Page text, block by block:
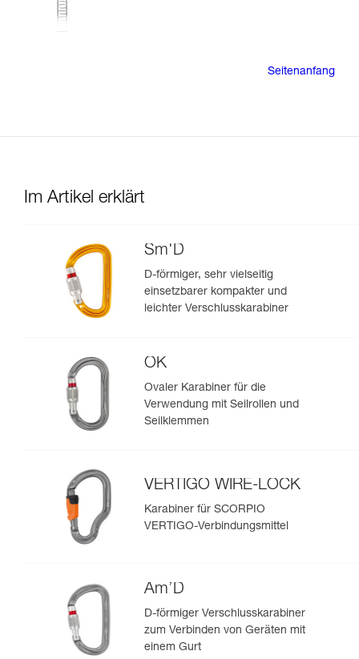
Seitenanfang
Im Artikel erklärt
Sm'D
D-förmiger, sehr vielseitig
einsetzbarer kompakter und
leichter Verschlusskarabiner
OK
Ovaler Karabiner für die
Verwendung mit Seilrollen und
Seilklemmen
VERTIGO WIRE-LOCK
Karabiner für SCORPIO
VERTIGO-Verbindungsmittel
Am’D
D-förmiger Verschlusskarabiner
zum Verbinden von Geräten mit
einem Gurt